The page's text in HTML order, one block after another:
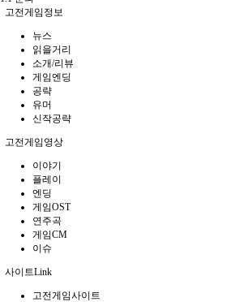
고전게임정보
뉴스
읽을거리
소개/리뷰
게임엔딩
공략
유머
신작공략
고전게임영상
이야기
플레이
엔딩
게임OST
연주곡
게임CM
이슈
사이트Link
고전게임사이트